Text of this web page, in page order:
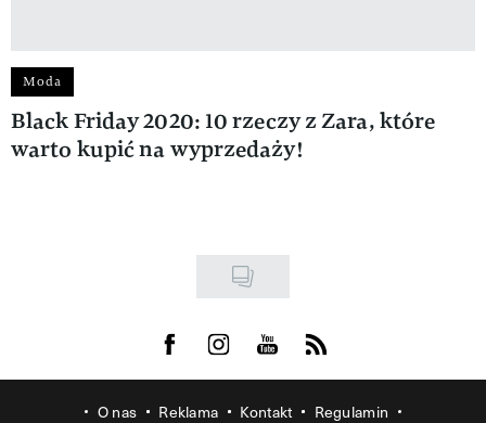
Moda
Black Friday 2020: 10 rzeczy z Zara, które
warto kupić na wyprzedaży!
Visit us on Facebook
Visit us on Instagram
Visit us on Youtube
Visit us on Rss
O nas Reklama Kontakt
Regulamin